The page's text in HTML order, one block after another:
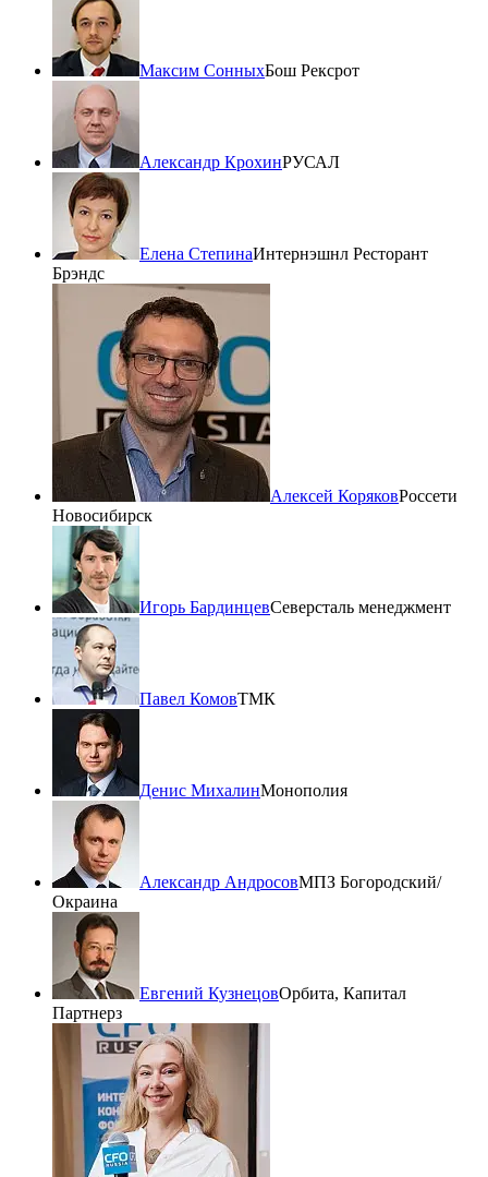
Максим СонныхБош Рексрот
Александр КрохинРУСАЛ
Елена СтепинаИнтернэшнл Ресторант
Брэндс
Алексей КоряковРоссети
Новосибирск
Игорь БардинцевСеверсталь менеджмент
Павел КомовТМК
Денис МихалинМонополия
Александр АндросовМПЗ Богородский/
Окраина
Евгений КузнецовОрбита, Капитал
Партнерз